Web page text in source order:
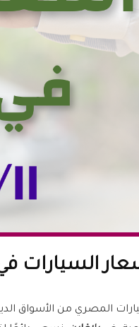
السيارات في مصر –
المصري من الأسواق